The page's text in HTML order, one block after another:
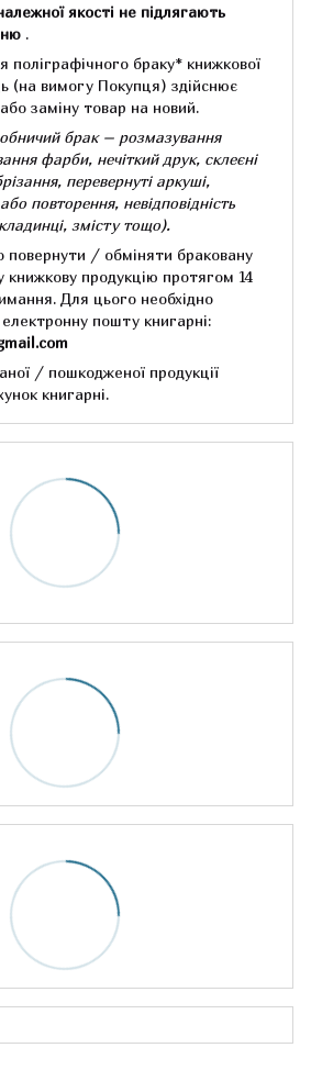
якості не підлягають
.
поліграфічного браку* книжкової
(на вимогу Покупця) здійснює
заміну товар на новий.
брак – розмазування
фарби, нечіткий друк, склеєні
перевернуті аркуші,
повторення, невідповідність
змісту тощо).
повернути / обміняти браковану
продукцію протягом 14
Для цього необхідно
пошту книгарні:
/ пошкодженої продукції
книгарні.